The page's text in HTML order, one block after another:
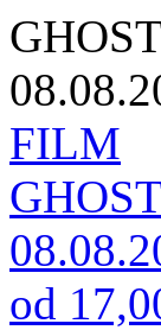
FILM
od